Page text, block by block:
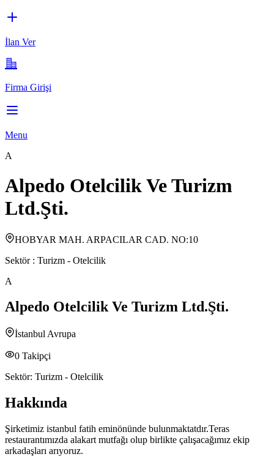
İlan Ver
Firma Girişi
Menu
A
Alpedo Otelcilik Ve Turizm
Ltd.Şti.
HOBYAR MAH. ARPACILAR CAD. NO:10
Sektör : Turizm - Otelcilik
A
Alpedo Otelcilik Ve Turizm Ltd.Şti.
İstanbul Avrupa
0 Takipçi
Sektör: Turizm - Otelcilik
Hakkında
Şirketimiz istanbul fatih eminönünde bulunmaktatdır.Teras
restaurantımızda alakart mutfağı olup birlikte çalışacağımız ekip
arkadaşları arıyoruz.